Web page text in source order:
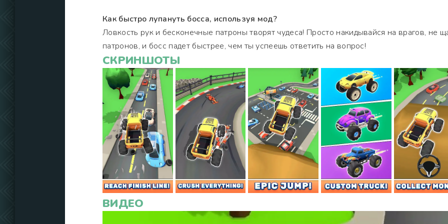
Как быстро лупануть босса, используя мод?
Ловкость рук и бесконечные патроны творят чудеса! Просто накидывайся на врагов, не
патронов, и босс падет быстрее, чем ты успеешь ответить на вопрос!
СКРИНШОТЫ
ВИДЕО